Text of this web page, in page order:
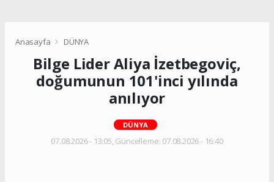
Anasayfa DÜNYA
Bilge Lider Aliya İzetbegoviç,
doğumunun 101'inci yılında
anılıyor
DÜNYA
07.08.2026 - 13:05, Güncelleme: 07.08.2026 - 16:40